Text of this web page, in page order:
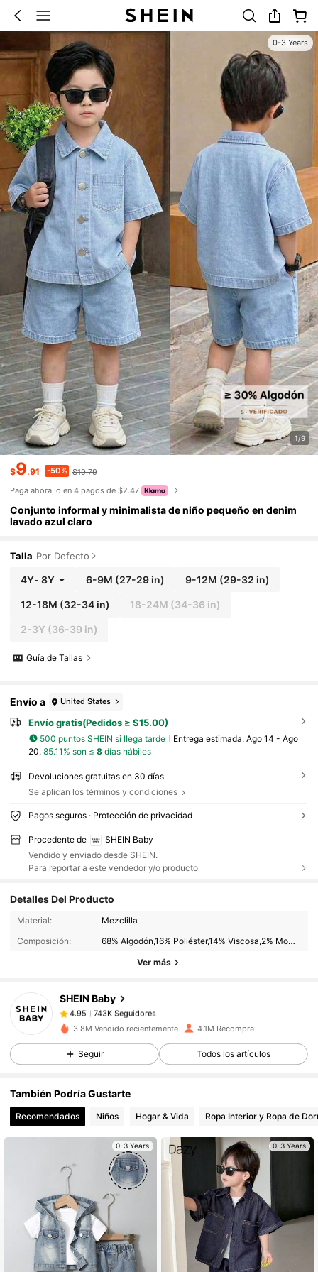
0-3 Years
1/9
$9.91 -50% $19.79
Paga ahora, o en 4 pagos de $2.47
Conjunto informal y minimalista de niño pequeño en denim
lavado azul claro
Talla Por Defecto
4Y- 8Y 6-9M (27-29 in) 9-12M (29-32 in)
12-18M (32-34 in) 18-24M (34-36 in)
2-3Y (36-39 in)
Guía de Tallas
Envío a United States
Envío gratis(Pedidos ≥ $15.00)
500 puntos SHEIN si llega tarde Entrega estimada: Ago 14 - Ago
20, 85.11% son ≤ 8días hábiles
Devoluciones gratuitas en 30 días
Se aplican los términos y condiciones
Pagos seguros · Protección de privacidad
Procedente de
SHEIN Baby
Vendido y enviado desde SHEIN.
Para reportar a este vendedor y/o producto
Detalles Del Producto
Material:
Mezclilla
Composición:
68% Algodón,16% Poliéster,14% Viscosa,2% Modal
Ver más
SHEIN Baby
4.95
743K Seguidores
1***9 pagóHace 2 horas
4.95 743K Seguidores
4.95 743K Seguidores
743K Seguidores
4.95 743K Seguidores
4.95 743K Seguidores
3.8M Vendido recientemente 4.1M Recompra
Seguir Todos los artículos
También Podría Gustarte
Recomendados Niños Hogar & Vida Ropa Interior y Ropa de
0-3 Years 0-3 Years